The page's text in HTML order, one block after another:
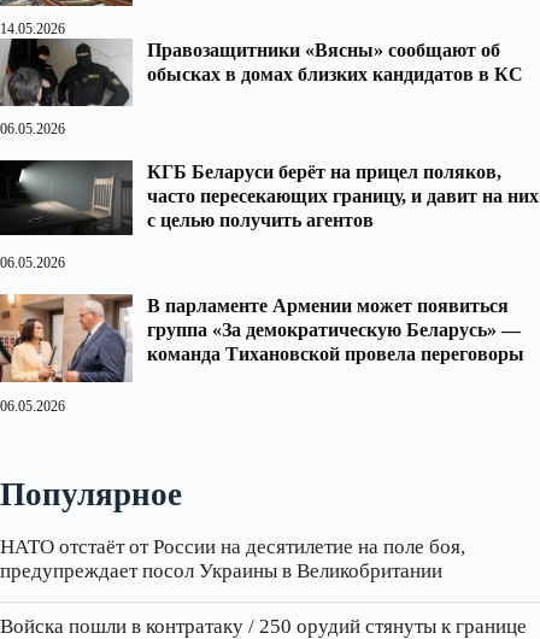
14.05.2026
Правозащитники «Вясны» сообщают об
обысках в домах близких кандидатов в КС
06.05.2026
КГБ Беларуси берёт на прицел поляков,
часто пересекающих границу, и давит на них
с целью получить агентов
06.05.2026
В парламенте Армении может появиться
группа «За демократическую Беларусь» —
команда Тихановской провела переговоры
06.05.2026
Популярное
НАТО отстаёт от России на десятилетие на поле боя,
предупреждает посол Украины в Великобритании
Войска пошли в контратаку / 250 орудий стянуты к границе